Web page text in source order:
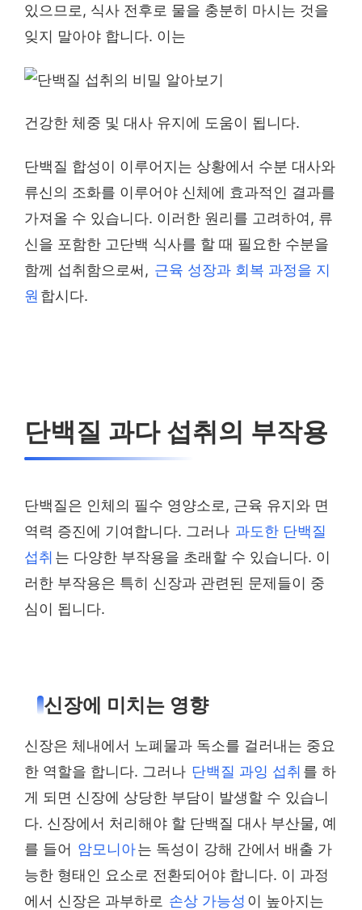
있으므로, 식사 전후로 물을 충분히 마시는 것을
잊지 말아야 합니다. 이는
건강한 체중 및 대사 유지에 도움이 됩니다.
단백질 합성이 이루어지는 상황에서 수분 대사와
류신의 조화를 이루어야 신체에 효과적인 결과를
가져올 수 있습니다. 이러한 원리를 고려하여, 류
신을 포함한 고단백 식사를 할 때 필요한 수분을
함께 섭취함으로써, 근육 성장과 회복 과정을 지
원 합시다.
단백질 과다 섭취의 부작용
단백질은 인체의 필수 영양소로, 근육 유지와 면
역력 증진에 기여합니다. 그러나 과도한 단백질
섭취 는 다양한 부작용을 초래할 수 있습니다. 이
러한 부작용은 특히 신장과 관련된 문제들이 중
심이 됩니다.
신장에 미치는 영향
신장은 체내에서 노폐물과 독소를 걸러내는 중요
한 역할을 합니다. 그러나 단백질 과잉 섭취 를 하
게 되면 신장에 상당한 부담이 발생할 수 있습니
다. 신장에서 처리해야 할 단백질 대사 부산물, 예
를 들어 암모니아는 독성이 강해 간에서 배출 가
능한 형태인 요소로 전환되어야 합니다. 이 과정
에서 신장은 과부하로 손상 가능성 이 높아지는